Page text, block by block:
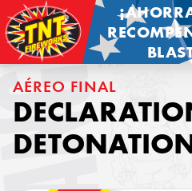
AÉREO FINAL